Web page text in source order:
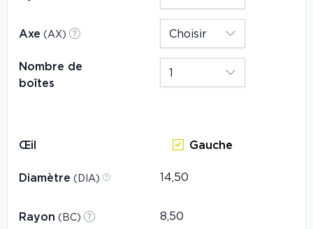
Axe (AX)
Nombre de
boîtes
Œil Gauche
Diamètre (DIA)
Rayon (BC)